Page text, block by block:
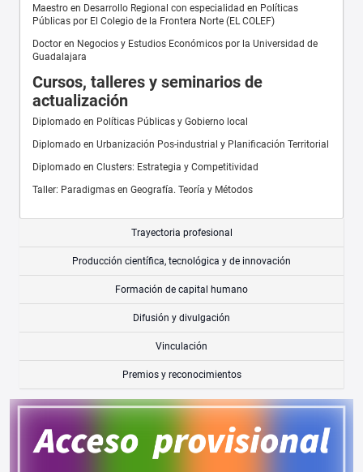
Maestro en Desarrollo Regional con especialidad en Políticas
Públicas por El Colegio de la Frontera Norte (EL COLEF)
Doctor en Negocios y Estudios Económicos por la Universidad de
Guadalajara
Cursos, talleres y seminarios de
actualización
Diplomado en Políticas Públicas y Gobierno local
Diplomado en Urbanización Pos-industrial y Planificación Territorial
Diplomado en Clusters: Estrategia y Competitividad
Taller: Paradigmas en Geografía. Teoría y Métodos
Trayectoria profesional
Producción científica, tecnológica y de innovación
Formación de capital humano
Difusión y divulgación
Vinculación
Premios y reconocimientos